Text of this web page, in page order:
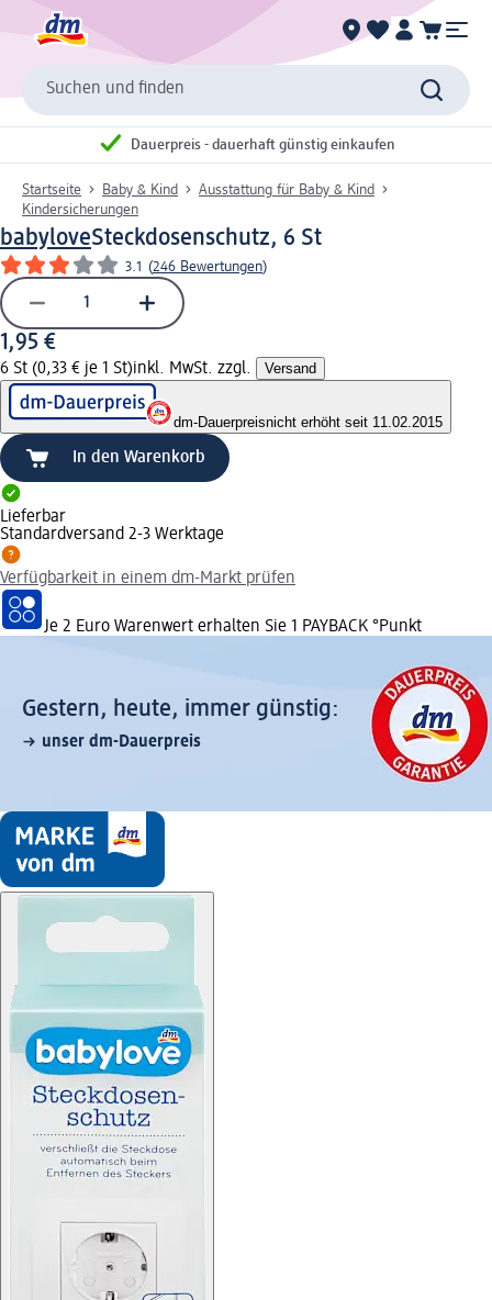
Suchen und finden
Dauerpreis - dauerhaft günstig einkaufen
Startseite Baby & Kind
Ausstattung für Baby & Kind
Kindersicherungen
babyloveSteckdosenschutz, 6 St
3.1 (246 Bewertungen)
1,95 €
6 St (0,33 € je 1 St)inkl. MwSt. zzgl. Versand
dm-Dauerpreisnicht erhöht seit 11.02.2015
In den Warenkorb
Lieferbar
Standardversand 2-3 Werktage
Verfügbarkeit in einem dm-Markt prüfen
Je 2 Euro Warenwert erhalten Sie 1 PAYBACK °Punkt
Gestern, heute, immer günstig:
unser dm-Dauerpreis